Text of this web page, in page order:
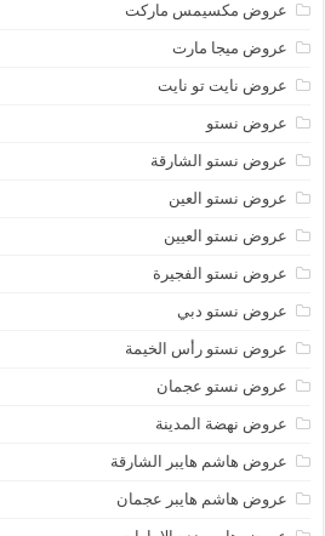
عروض مكسيمس ماركت
عروض ميجا مارت
عروض نايت تو نايت
عروض نستو
عروض نستو الشارقة
عروض نستو العين
عروض نستو العيين
عروض نستو الفجيرة
عروض نستو دبي
عروض نستو رأس الخيمة
عروض نستو عجمان
عروض نهضة المدينة
عروض هاشم هايبر الشارقة
عروض هاشم هايبر عجمان